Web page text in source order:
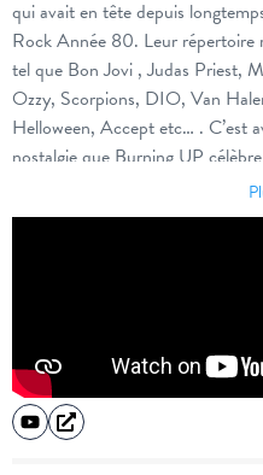
qui avait en tête depuis
Rock Année 80. Leur répertoire
tel que Bon Jovi , Judas Priest,
Ozzy, Scorpions, DIO, Van
Helloween, Accept etc… . C’est
nostalgie que Burning UP